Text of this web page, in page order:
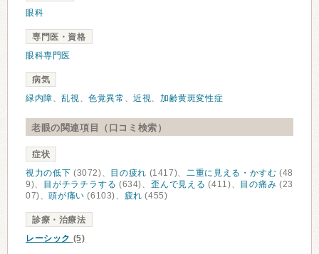
眼科
専門医・資格
眼科専門医
病気
緑内障、乱視、色覚異常 、近視、加齢黄斑変性症
老眼の関連項目（口コミ検索）
症状
視力の低下 (3072)、 目の疲れ (1417)、 二重に見える・かすむ (48
9)、
目がチラチラする (634)、歪んで見える (411)、 目の痛み (23
07)、頭が痛い (6103)、 疲れ (455)
診療・治療法
レーシック (5)